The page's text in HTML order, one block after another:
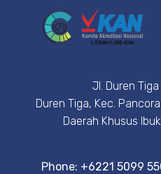
Jl. Duren Tiga
Duren Tiga, Kec.
Daerah Khusus
Phone: +6221 5099